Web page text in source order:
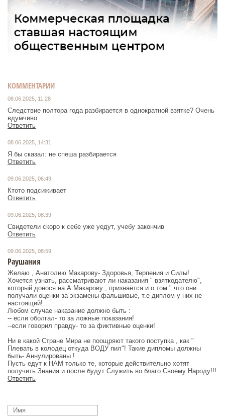
КОММЕНТАРИИ
08.06.2025, 11:28
Следствие полтора года разбирается в однократной взятке? Очень
вдумчиво
Ответить
08.06.2025, 14:31
Я бы сказал: не спеша разбирается
Ответить
09.06.2025, 06:49
Ктото подсиживает
Ответить
09.06.2025, 08:39
Свидетели скоро к себе уже уедут, учебу закончив
Ответить
09.06.2025, 08:59
Раушания
Желаю , Анатолию Макарову- Здоровья, Терпения и Силы!
Хочется узнать, рассматривают ли наказания " взяткодателю",
который донося на А.Макарову , признаётся и о том " что они
получали оценки за экзамены фальшивые, т.е диплом у них не
настоящий!
Любом случае наказание должно быть :
-- если оболгал- то за ложные показания!
--если говорил правду- то за фиктивные оценки!
Ни в какой Стране Мира не поощряют такого поступка , как "
Плевать в колодец откуда ВОДУ пил"! Такие дипломы должны
быть- Аннулированы !
Пусть едут к НАМ только те, которые действительно хотят
получить Знания и после будут Служить во благо Своему Народу!!!
Ответить